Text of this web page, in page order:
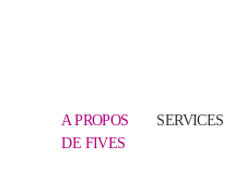
A PROPOS
DE FIVES
SERVICES